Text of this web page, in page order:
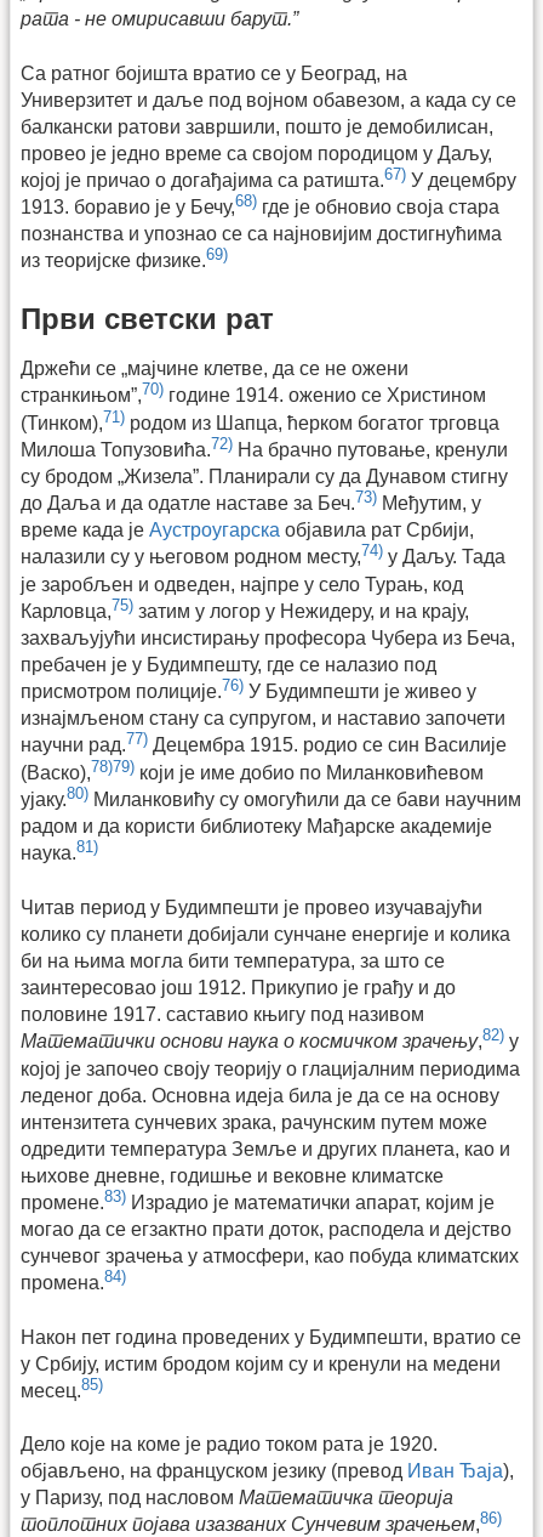
рата - не омирисавши барут.”
Са ратног бојишта вратио се у Београд, на
Универзитет и даље под војном обавезом, а када су се
балкански ратови завршили, пошто је демобилисан,
провео је једно време са својом породицом у Даљу,
којој је причао о догађајима са ратишта.67) У децембру
1913. боравио је у Бечу,68) где је обновио своја стара
познанства и упознао се са најновијим достигнућима
из теоријске физике.69)
Први светски рат
Држећи се „мајчине клетве, да се не ожени
странкињом”,70) године 1914. оженио се Христином
(Тинком),71) родом из Шапца, ћерком богатог трговца
Милоша Топузовића.72) На брачно путовање, кренули
су бродом „Жизела”. Планирали су да Дунавом стигну
до Даља и да одатле наставе за Беч.73) Међутим, у
време када је Аустроугарска објавила рат Србији,
налазили су у његовом родном месту,74) у Даљу. Тада
је заробљен и одведен, најпре у село Турањ, код
Карловца,75) затим у логор у Нежидеру, и на крају,
захваљујући инсистирању професора Чубера из Беча,
пребачен је у Будимпешту, где се налазио под
присмотром полиције.76) У Будимпешти је живео у
изнајмљеном стану са супругом, и наставио започети
научни рад.77) Децембра 1915. родио се син Василије
(Васко),78)79) који је име добио по Миланковићевом
ујаку.80) Миланковићу су омогућили да се бави научним
радом и да користи библиотеку Мађарске академије
наука.81)
Читав период у Будимпешти је провео изучавајући
колико су планети добијали сунчане енергије и колика
би на њима могла бити температура, за што се
заинтересовао још 1912. Прикупио је грађу и до
половине 1917. саставио књигу под називом
Математички основи наука о космичком зрачењу,82) у
којој је започео своју теорију о глацијалним периодима
леденог доба. Основна идеја била је да се на основу
интензитета сунчевих зрака, рачунским путем може
одредити температура Земље и других планета, као и
њихове дневне, годишње и вековне климатске
промене.83) Израдио је математички апарат, којим је
могао да се егзактно прати доток, расподела и дејство
сунчевог зрачења у атмосфери, као побуда климатских
промена.84)
Након пет година проведених у Будимпешти, вратио се
у Србију, истим бродом којим су и кренули на медени
месец.85)
Дело које на коме је радио током рата је 1920.
објављено, на француском језику (превод Иван Ђаја),
у Паризу, под насловом Математичка теорија
топлотних појава изазваних Сунчевим зрачењем,86)